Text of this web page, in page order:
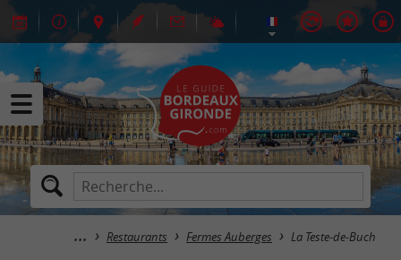
Restaurants Fermes Auberges La Teste-de-Buch